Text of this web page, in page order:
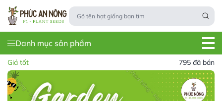
Danh mục sản phẩm
Giá tốt 795 đã bán